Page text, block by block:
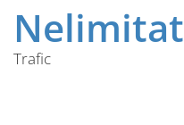
Nelimitat
Trafic